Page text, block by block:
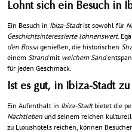
Lohnt sich ein Besuch in
Ein Besuch in Ibiza-Stadt ist sowohl für
Geschichtsinteressierte lohnenswert.
d’en Bossagenießen, die historischen
einem Strandmit weichem Sand
für jeden Geschmack.
Ist es gut, in Ibiza-Stadt
Ein Aufenthalt in Ibiza-Stadt bietet die
Nachtleben und seinem reichen
zu Luxushotels reichen, können